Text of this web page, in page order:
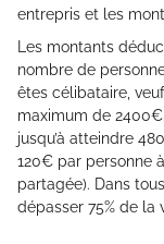
entrepris et les
Les montants
nombre de
êtes célibataire,
maximum de
jusqu’à atteindre
120€ par personne
partagée). Dans
dépasser 75% de la